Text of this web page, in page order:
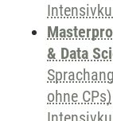
& Data
ohne CPs)